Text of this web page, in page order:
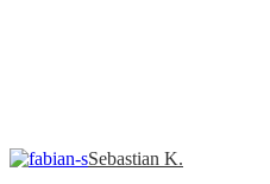
Sebastian K.